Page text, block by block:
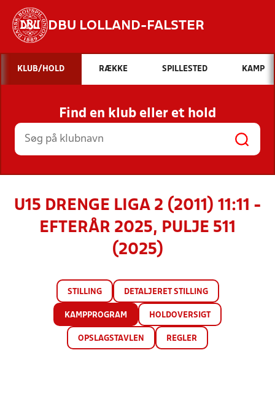
DBU LOLLAND-FALSTER
Hvad vil du søge efter?
INDHOLD OG NYHEDER
STILLINGER, RESULTATER, KLUBBER OG
HOLD
KLUB/HOLD RÆKKE SPILLESTED KAMP
Find en klub eller et hold
U15 DRENGE LIGA 2 (2011) 11:11 -
EFTERÅR 2025, PULJE 511
(2025)
STILLING DETALJERET STILLING
KAMPPROGRAM HOLDOVERSIGT
OPSLAGSTAVLEN REGLER